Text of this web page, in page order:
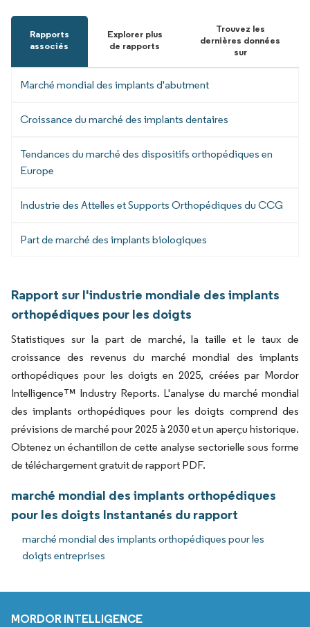
Rapports
associés
Explorer plus
de rapports
Trouvez les
dernières données
sur
Marché mondial des implants d'abutment
Croissance du marché des implants dentaires
Tendances du marché des dispositifs orthopédiques en
Europe
Industrie des Attelles et Supports Orthopédiques du CCG
Part de marché des implants biologiques
Rapport sur l'industrie mondiale des implants
orthopédiques pour les doigts
Statistiques sur la part de marché, la taille et le taux de
croissance des revenus du marché mondial des implants
orthopédiques pour les doigts en 2025, créées par Mordor
Intelligence™ Industry Reports. L'analyse du marché mondial
des implants orthopédiques pour les doigts comprend des
prévisions de marché pour 2025 à 2030 et un aperçu historique.
Obtenez un échantillon de cette analyse sectorielle sous forme
de téléchargement gratuit de rapport PDF.
marché mondial des implants orthopédiques
pour les doigts Instantanés du rapport
marché mondial des implants orthopédiques pour les
doigts entreprises
MORDOR INTELLIGENCE